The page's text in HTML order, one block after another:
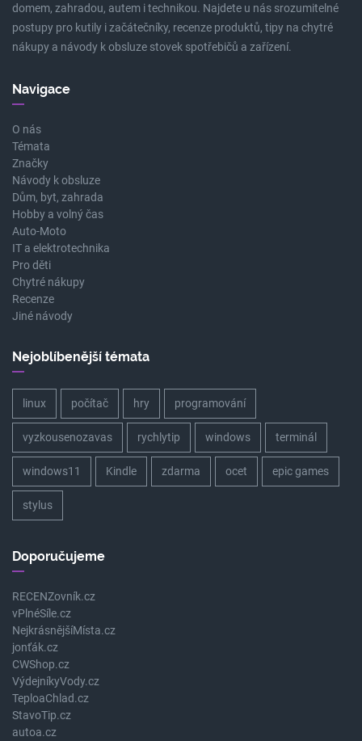
domem, zahradou, autem i technikou. Najdete u nás srozumitelné
postupy pro kutily i začátečníky, recenze produktů, tipy na chytré
nákupy a návody k obsluze stovek spotřebičů a zařízení.
Navigace
O nás
Témata
Značky
Návody k obsluze
Dům, byt, zahrada
Hobby a volný čas
Auto-Moto
IT a elektrotechnika
Pro děti
Chytré nákupy
Recenze
Jiné návody
Nejoblíbenější témata
linux počítač hry programování
vyzkousenozavas rychlytip windows terminál
windows11 Kindle zdarma ocet epic games
stylus
Doporučujeme
RECENZovník.cz
vPlnéSíle.cz
NejkrásnějšíMísta.cz
jonťák.cz
CWShop.cz
VýdejníkyVody.cz
TeploaChlad.cz
StavoTip.cz
autoa.cz